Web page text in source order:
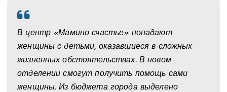
В центр «Мамино счастье» попадают
женщины с детьми, оказавшиеся в сложных
жизненных обстоятельствах. В новом
отделении смогут получить помощь сами
женщины. Из бюджета города выделено